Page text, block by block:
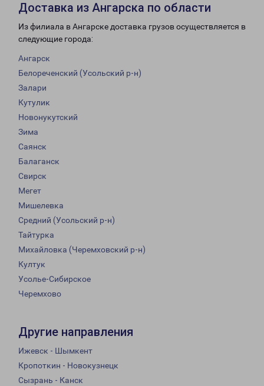
Доставка из Ангарска по области
Из филиала в Ангарске доставка грузов осуществляется в
следующие города:
Ангарск
Белореченский (Усольский р-н)
Залари
Кутулик
Новонукутский
Зима
Саянск
Балаганск
Свирск
Мегет
Мишелевка
Средний (Усольский р-н)
Тайтурка
Михайловка (Черемховский р-н)
Култук
Усолье-Сибирское
Черемхово
Другие направления
Ижевск - Шымкент
Кропоткин - Новокузнецк
Сызрань - Канск